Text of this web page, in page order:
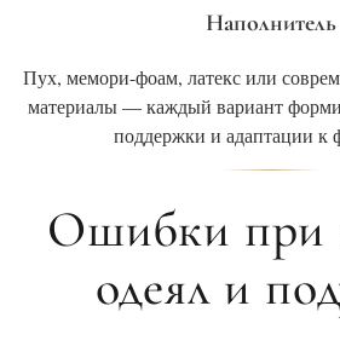
Наполнитель
Пух, мемори-фоам, латекс или
материалы — каждый вариант
поддержки и адаптации к
Ошибки при
одеял и